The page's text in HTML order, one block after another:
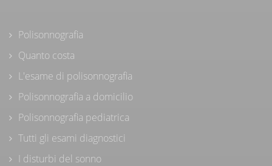
Polisonnografia
Quanto costa
L'esame di polisonnografia
Polisonnografia a domicilio
Polisonnografia pediatrica
Tutti gli esami diagnostici
I disturbi del sonno